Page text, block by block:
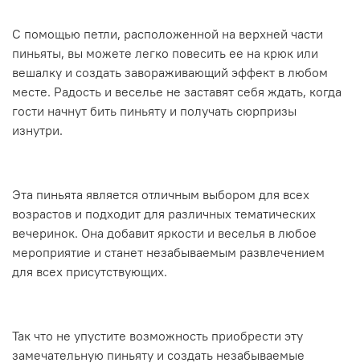
С помощью петли, расположенной на верхней части
пиньяты, вы можете легко повесить ее на крюк или
вешалку и создать завораживающий эффект в любом
месте. Радость и веселье не заставят себя ждать, когда
гости начнут бить пиньяту и получать сюрпризы
изнутри.
Эта пиньята является отличным выбором для всех
возрастов и подходит для различных тематических
вечеринок. Она добавит яркости и веселья в любое
мероприятие и станет незабываемым развлечением
для всех присутствующих.
Так что не упустите возможность приобрести эту
замечательную пиньяту и создать незабываемые